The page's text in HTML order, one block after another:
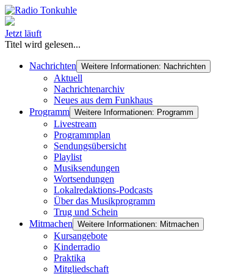
Jetzt läuft
Titel wird gelesen...
Nachrichten Weitere Informationen: Nachrichten
Aktuell
Nachrichtenarchiv
Neues aus dem Funkhaus
Programm Weitere Informationen: Programm
Livestream
Programmplan
Sendungsübersicht
Playlist
Musiksendungen
Wortsendungen
Lokalredaktions-Podcasts
Über das Musikprogramm
Trug und Schein
Mitmachen Weitere Informationen: Mitmachen
Kursangebote
Kinderradio
Praktika
Mitgliedschaft